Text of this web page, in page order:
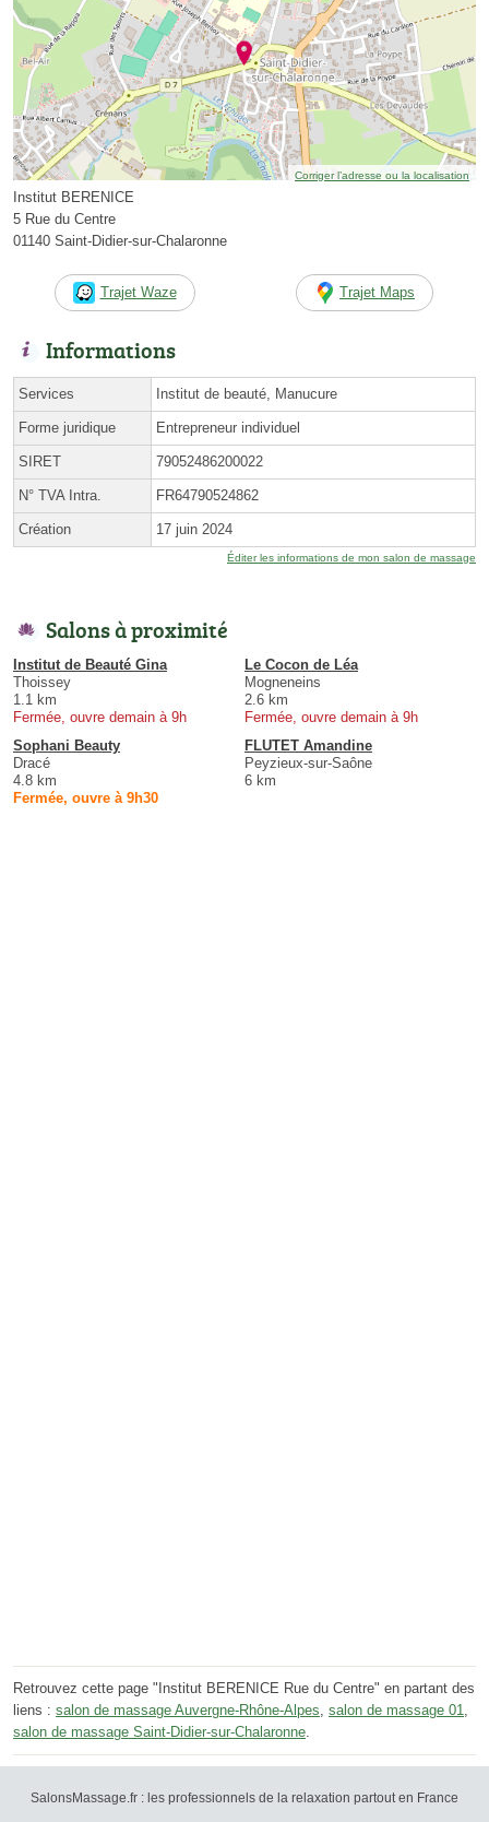
Corriger l’adresse ou la localisation
Institut BERENICE
5 Rue du Centre
01140 Saint-Didier-sur-Chalaronne
Trajet Waze Trajet Maps
Informations
Services Institut de beauté, Manucure
Forme juridique Entrepreneur individuel
SIRET 79052486200022
N° TVA Intra. FR64790524862
Création 17 juin 2024
Éditer les informations de mon salon de massage
Salons à proximité
Institut de Beauté Gina
Thoissey
1.1 km
Fermée, ouvre demain à 9h
Le Cocon de Léa
Mogneneins
2.6 km
Fermée, ouvre demain à 9h
Sophani Beauty
Dracé
4.8 km
Fermée, ouvre à 9h30
FLUTET Amandine
Peyzieux-sur-Saône
6 km
Retrouvez cette page "Institut BERENICE Rue du Centre" en partant des
liens : salon de massage Auvergne-Rhône-Alpes, salon de massage 01,
salon de massage Saint-Didier-sur-Chalaronne.
SalonsMassage.fr : les professionnels de la relaxation partout en France